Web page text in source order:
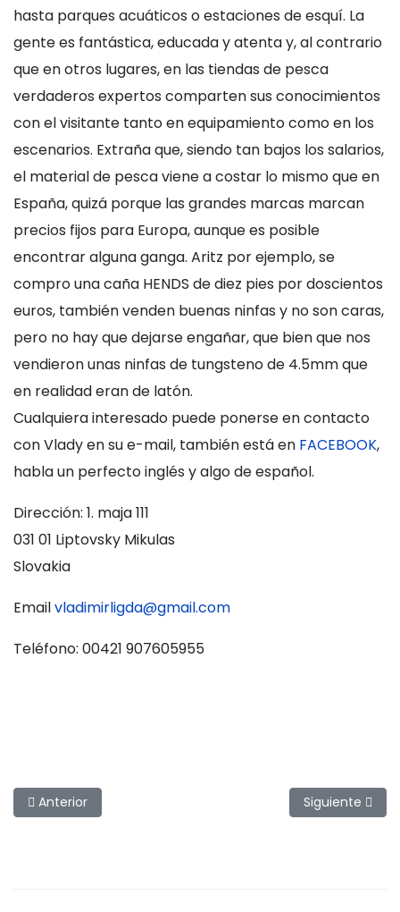
hasta parques acuáticos o estaciones de esquí. La
gente es fantástica, educada y atenta y, al contrario
que en otros lugares, en las tiendas de pesca
verdaderos expertos comparten sus conocimientos
con el visitante tanto en equipamiento como en los
escenarios. Extraña que, siendo tan bajos los salarios,
el material de pesca viene a costar lo mismo que en
España, quizá porque las grandes marcas marcan
precios fijos para Europa, aunque es posible
encontrar alguna ganga. Aritz por ejemplo, se
compro una caña HENDS de diez pies por doscientos
euros, también venden buenas ninfas y no son caras,
pero no hay que dejarse engañar, que bien que nos
vendieron unas ninfas de tungsteno de 4.5mm que
en realidad eran de latón.
Cualquiera interesado puede ponerse en contacto
con Vlady en su e-mail, también está en FACEBOOK,
habla un perfecto inglés y algo de español.
Dirección: 1. maja 111
031 01 Liptovsky Mikulas
Slovakia
Emailvladimirligda@gmail.com
Teléfono: 00421 907605955
Artículo anterior: Temporada de pesca en Navarra 2011
Anterior Artículo
Siguiente